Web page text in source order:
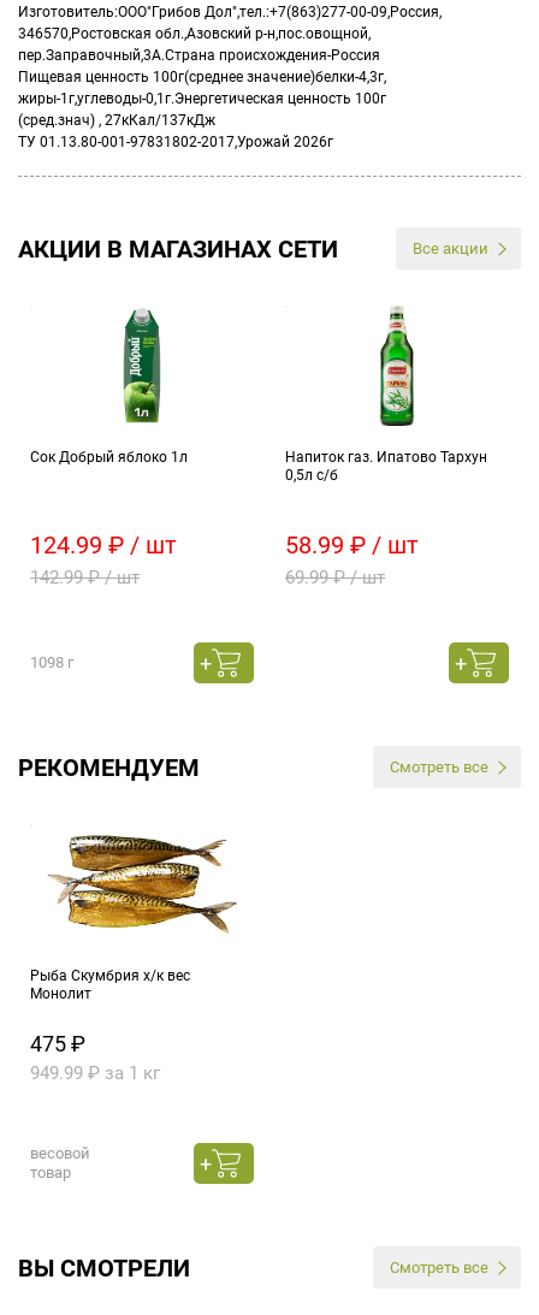
Изготовитель:ООО"Грибов Дол",тел.:+7(863)277-00-09,Россия,
346570,Ростовская обл.,Азовский р-н,пос.овощной,
пер.Заправочный,3А.Страна происхождения-Россия
Пищевая ценность 100г(среднее значение)белки-4,3г,
жиры-1г,углеводы-0,1г.Энергетическая ценность 100г
(сред.знач) , 27кКал/137кДж
ТУ 01.13.80-001-97831802-2017,Урожай 2026г
АКЦИИ В МАГАЗИНАХ СЕТИ Все акции
Сок Добрый яблоко 1л
124.99 ₽ / шт
142.99 ₽ / шт
1098 г
Напиток газ. Ипатово Тархун
0,5л с/б
58.99 ₽ / шт
69.99 ₽ / шт
РЕКОМЕНДУЕМ Смотреть все
Рыба Скумбрия х/к вес
Монолит
475 ₽
949.99 ₽ за 1 кг
весовой
товар
ВЫ СМОТРЕЛИ Смотреть все